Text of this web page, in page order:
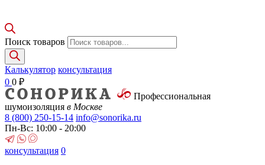
Поиск товаров
Калькулятор консультация
0 0 ₽
Профессиональная
шумоизоляция в Москве
8 (800) 250-15-14 info@sonorika.ru
Пн-Вс: 10:00 - 20:00
консультация 0